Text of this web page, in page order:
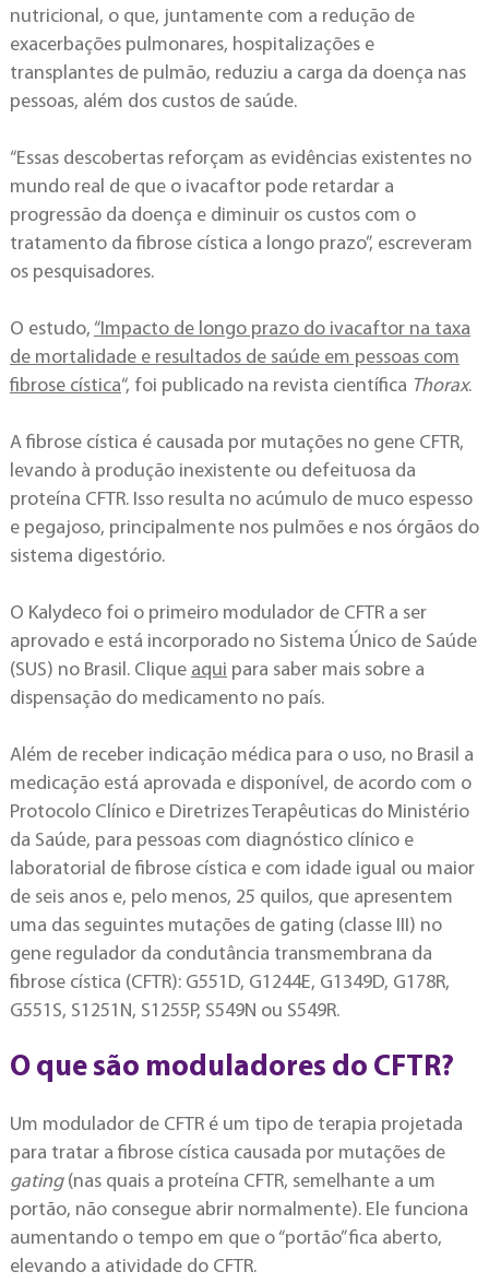
nutricional, o que, juntamente com a redução de
exacerbações pulmonares, hospitalizações e
transplantes de pulmão, reduziu a carga da doença nas
pessoas, além dos custos de saúde.
“Essas descobertas reforçam as evidências existentes no
mundo real de que o ivacaftor pode retardar a
progressão da doença e diminuir os custos com o
tratamento da fibrose cística a longo prazo”, escreveram
os pesquisadores.
O estudo, “Impacto de longo prazo do ivacaftor na taxa
de mortalidade e resultados de saúde em pessoas com
fibrose cística“, foi publicado na revista científica Thorax.
A fibrose cística é causada por mutações no gene CFTR,
levando à produção inexistente ou defeituosa da
proteína CFTR. Isso resulta no acúmulo de muco espesso
e pegajoso, principalmente nos pulmões e nos órgãos do
sistema digestório.
O Kalydeco foi o primeiro modulador de CFTR a ser
aprovado e está incorporado no Sistema Único de Saúde
(SUS) no Brasil. Clique aqui para saber mais sobre a
dispensação do medicamento no país.
Além de receber indicação médica para o uso, no Brasil a
medicação está aprovada e disponível, de acordo com o
Protocolo Clínico e Diretrizes Terapêuticas do Ministério
da Saúde, para pessoas com diagnóstico clínico e
laboratorial de fibrose cística e com idade igual ou maior
de seis anos e, pelo menos, 25 quilos, que apresentem
uma das seguintes mutações de gating (classe III) no
gene regulador da condutância transmembrana da
fibrose cística (CFTR): G551D, G1244E, G1349D, G178R,
G551S, S1251N, S1255P, S549N ou S549R.
O que são moduladores do CFTR?
Um modulador de CFTR é um tipo de terapia projetada
para tratar a fibrose cística causada por mutações de
gating(nas quais a proteína CFTR, semelhante a um
portão, não consegue abrir normalmente). Ele funciona
aumentando o tempo em que o “portão” fica aberto,
elevando a atividade do CFTR.